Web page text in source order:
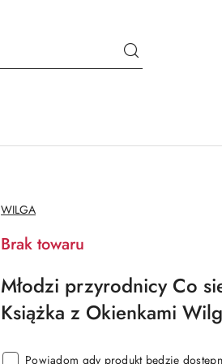
NAZWA
PRODUCENTA:
WILGA
Brak towaru
Młodzi przyrodnicy Co
Książka z Okienkami
Powiadom gdy produkt będzie